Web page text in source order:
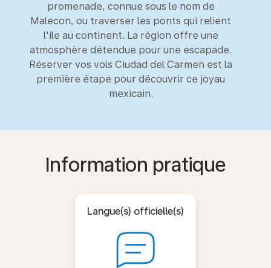
promenade, connue sous le nom de
Malecon, ou traverser les ponts qui relient
l'île au continent. La région offre une
atmosphère détendue pour une escapade.
Réserver vos vols Ciudad del Carmen est la
première étape pour découvrir ce joyau
mexicain.
Information pratique
Langue(s) officielle(s)